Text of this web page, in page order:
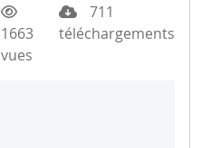
1663
vues
711
téléchargements